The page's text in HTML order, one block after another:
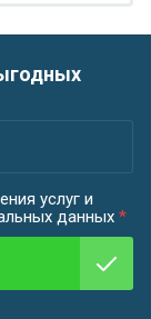
услуг и
данных *